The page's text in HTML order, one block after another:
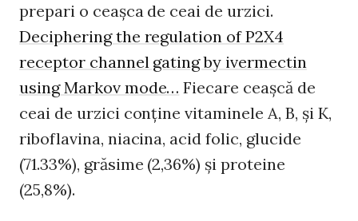
prepari o ceaşca de ceai de urzici.
Deciphering the regulation of P2X4
receptor channel gating by ivermectin
using Markov mode… Fiecare ceaşcă de
ceai de urzici conţine vitaminele A, B, şi K,
riboflavina, niacina, acid folic, glucide
(71.33%), grăsime (2,36%) și proteine
(25,8%).